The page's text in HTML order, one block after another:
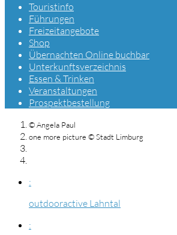
Touristinfo
Führungen
Freizeitangebote
Shop
Übernachten Online buchbar
Unterkunftsverzeichnis
Essen & Trinken
Veranstaltungen
Prospektbestellung
© Angela Paul
one more picture © Stadt Limburg
:
outdooractive Lahntal
: